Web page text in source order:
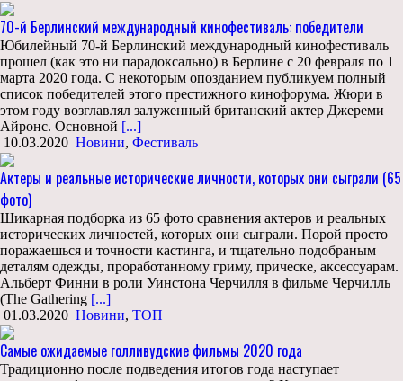
70-й Берлинский международный кинофестиваль: победители
Юбилейный 70-й Берлинский международный кинофестиваль
прошел (как это ни парадоксально) в Берлине с 20 февраля по 1
марта 2020 года. С некоторым опозданием публикуем полный
список победителей этого престижного кинофорума. Жюри в
этом году возглавлял залуженный британский актер Джереми
Айронс. Основной [...]
10.03.2020 Новини, Фестиваль
Актеры и реальные исторические личности, которых они сыграли (65
фото)
Шикарная подборка из 65 фото сравнения актеров и реальных
исторических личностей, которых они сыграли. Порой просто
поражаешься и точности кастинга, и тщательно подобраным
деталям одежды, проработанному гриму, прическе, аксессуарам.
Альберт Финни в роли Уинстона Черчилля в фильме Черчилль
(The Gathering [...]
01.03.2020 Новини, ТОП
Самые ожидаемые голливудские фильмы 2020 года
Традиционно после подведения итогов года наступает